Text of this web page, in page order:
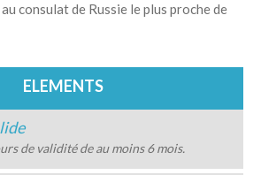
consulat de Russie le plus proche de
ELEMENTS
de validité de au moins 6 mois.